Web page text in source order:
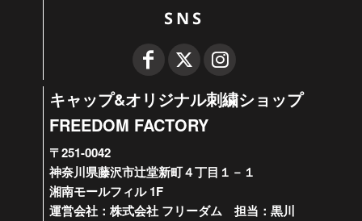
SNS
キャップ&オリジナル刺繍ショップ
FREEDOM FACTORY
〒251-0042
神奈川県藤沢市辻堂新町４丁目１－１
湘南モールフィル 1F
運営会社：株式会社 フリーダム 担当：黒川